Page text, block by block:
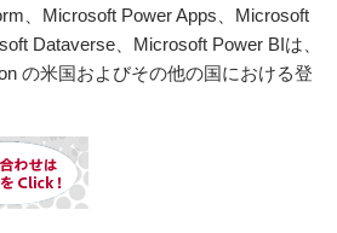
、Microsoft Power Apps、Microsoft
Dataverse、Microsoft Power BIは、
の米国およびその他の国における登